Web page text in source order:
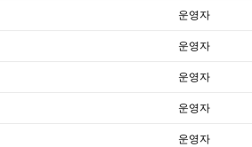
운영자
운영자
운영자
운영자
운영자